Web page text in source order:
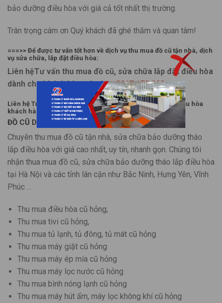
bảo dưỡng điều hòa với giá cả tốt nhất thị trường.
Trân trọng cám ơn Quý khách đã ghé thăm và quan tâm!
===>> Để được tư vấn tốt hơn về dịch vụ thu mua đồ cũ tận nhà, dịch
vụ sửa chữa, lắp đặt điều hòa:
Liên hệTư vấn thu mua đồ cũ, sửa chữa lắp đặt điều hòa
dành cho khách hàng dự án: 0917.178.988
Liên hệ Tư vấn báo giá thu mua đồ cũ, sửa chữa lắp đặt điều hòa
khách hàng nhà dân :0973.957.988
ĐỒ CŨ DUY LỢI – THU MUA ĐỒ CŨ TẬN NHÀ.COM
Chuyên thu mua đồ cũ tận nhà, sửa chữa bảo dưỡng tháo
lắp điều hòa với giá cao nhất, uy tín, nhanh gọn. Chúng tôi
nhận thua mua đồ cũ, sửa chữa bảo dưỡng tháo lắp điều hòa
tại Hà Nội và các tỉnh lân cận như Bắc Ninh, Hưng Yên, Vĩnh
Phúc …
Thu mua điều hòa cũ hỏng,
Thu mua tivi cũ hỏng,
Thu mua tủ lạnh, tủ đông, tủ mát cũ hỏng
Thu mua máy giặt cũ hỏng
Thu mua máy ép mía cũ hỏng
Thu mua máy lọc nước cũ hỏng
Thu mua bình nóng lạnh cũ hỏng
Thu mua máy hút ẩm, máy lọc không khí cũ hỏng